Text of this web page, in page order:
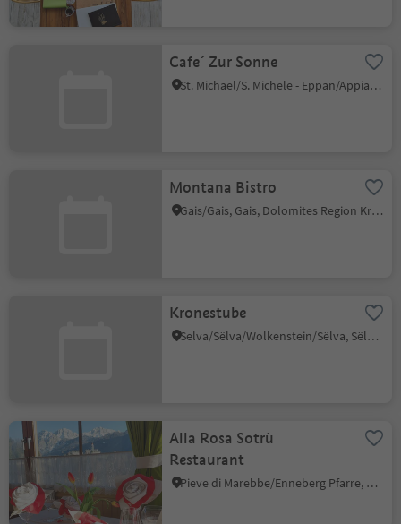
Cafe´ Zur Sonne
St. Michael/S. Michele - Eppan/Appiano, Eppan an der Weinstaße/Appiano sulla Strada del Vino, Alto Adige Wine Road
Montana Bistro
Gais/Gais, Gais, Dolomites Region Kronplatz/Plan de Corones
Kronestube
Selva/Sëlva/Wolkenstein/Sëlva, Sëlva/Selva di Val Gardena, Dolomites Region Val Gardena
Alla Rosa Sotrù
Restaurant
Pieve di Marebbe/Enneberg Pfarre, Al Plan/San Vigilio, Dolomites Region Kronplatz/Plan de Corones